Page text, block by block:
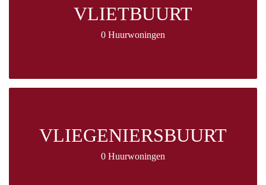
VLIETBUURT
0 Huurwoningen
VLIEGENIERSBUURT
0 Huurwoningen